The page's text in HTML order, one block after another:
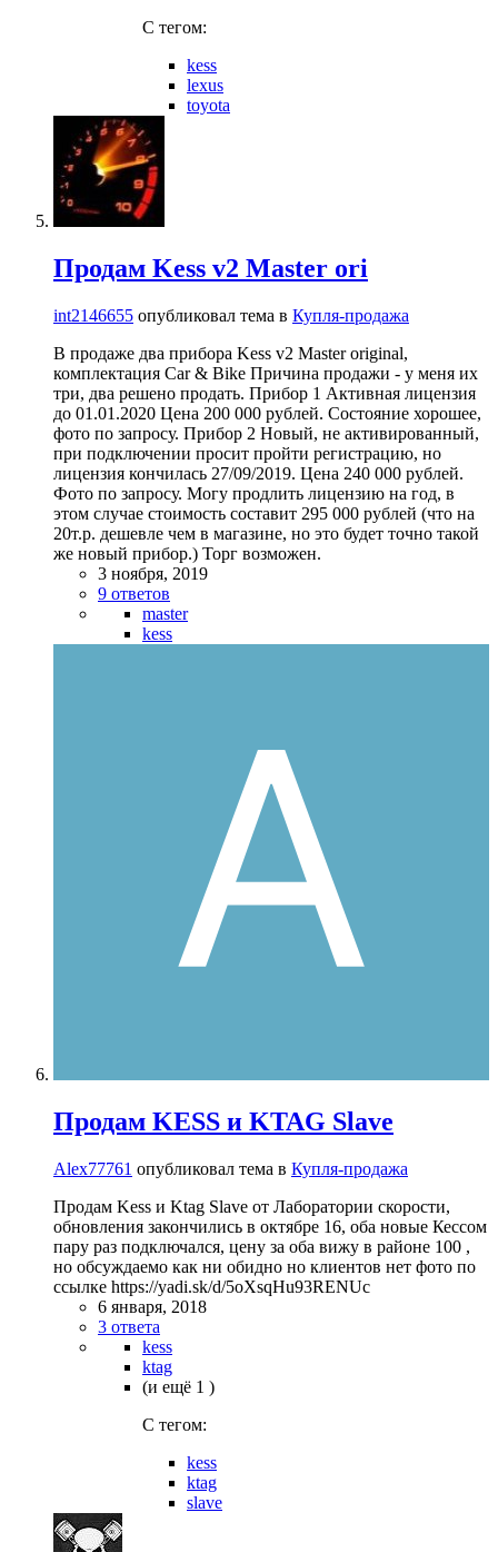
C тегом:
kess
lexus
toyota
Продам Kess v2 Master ori
int2146655 опубликовал тема в Купля-продажа
В продаже два прибора Kess v2 Master original,
комплектация Car & Bike Причина продажи - у меня их
три, два решено продать. Прибор 1 Активная лицензия
до 01.01.2020 Цена 200 000 рублей. Состояние хорошее,
фото по запросу. Прибор 2 Новый, не активированный,
при подключении просит пройти регистрацию, но
лицензия кончилась 27/09/2019. Цена 240 000 рублей.
Фото по запросу. Могу продлить лицензию на год, в
этом случае стоимость составит 295 000 рублей (что на
20т.р. дешевле чем в магазине, но это будет точно такой
же новый прибор.) Торг возможен.
3 ноября, 2019
9 ответов
master
kess
Продам KESS и KTAG Slave
Alex77761 опубликовал тема в Купля-продажа
Продам Kess и Ktag Slave от Лаборатории скорости,
обновления закончились в октябре 16, оба новые Кессом
пару раз подключался, цену за оба вижу в районе 100 ,
но обсуждаемо как ни обидно но клиентов нет фото по
ссылке https://yadi.sk/d/5oXsqHu93RENUc
6 января, 2018
3 ответа
kess
ktag
(и ещё 1 )
C тегом:
kess
ktag
slave